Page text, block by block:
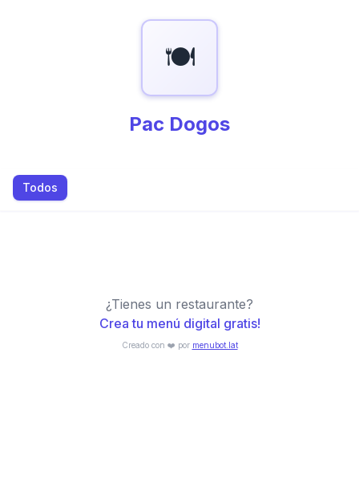
🍽️
Pac Dogos
Todos
¿Tienes un restaurante?
Crea tu menú digital gratis!
Creado con ❤️ por menubot.lat